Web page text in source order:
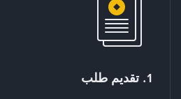
1. تقديم طلب